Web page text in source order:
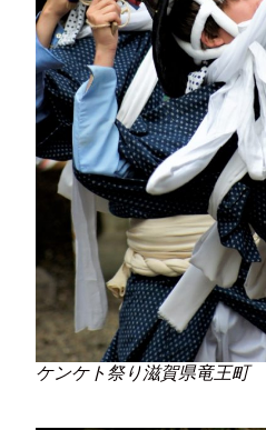
ケンケト祭り滋賀県竜王町